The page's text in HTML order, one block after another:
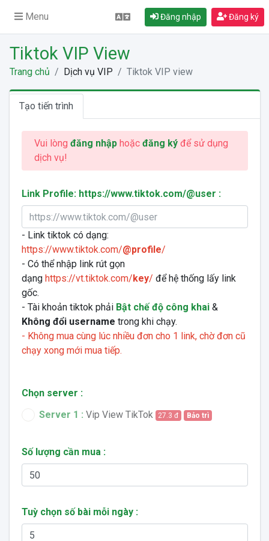
Menu Đăng nhập Đăng ký
Tiktok VIP View
Trang chủ Dịch vụ VIP Tiktok VIP view
Tạo tiến trình
Vui lòng đăng nhậphoặc đăng kýđể sử dụng
dịch vụ!
Link Profile: https://www.tiktok.com/@user :
- Link tiktok có dạng:
https://www.tiktok.com/@profile/
- Có thể nhập link rút gọn
dạng https://vt.tiktok.com/key/ để hệ thống lấy link
gốc.
- Tài khoản tiktok phải Bật chế độ công khai&
Không đổi username trong khi chạy.
- Không mua cùng lúc nhiều đơn cho 1 link, chờ đơn cũ
chạy xong mới mua tiếp.
Chọn server :
Server 1 : Vip View TikTok 27.3 đ Bảo trì
Số lượng cần mua :
Tuỳ chọn số bài mỗi ngày :